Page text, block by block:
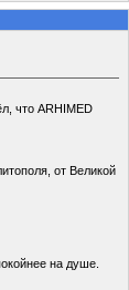
что ARHIMED
от Великой
на душе.